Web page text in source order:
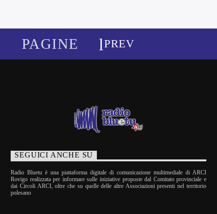
PAGINE PREV
SEGUICI ANCHE SU
Radio Bluetu è una piattaforma digitale di comunicazione multimediale di ARCI
Rovigo realizzata per informare sulle iniziative proposte dal Comitato provinciale e
dai Circoli ARCI, oltre che su quelle delle altre Associazioni presenti nel territorio
polesano